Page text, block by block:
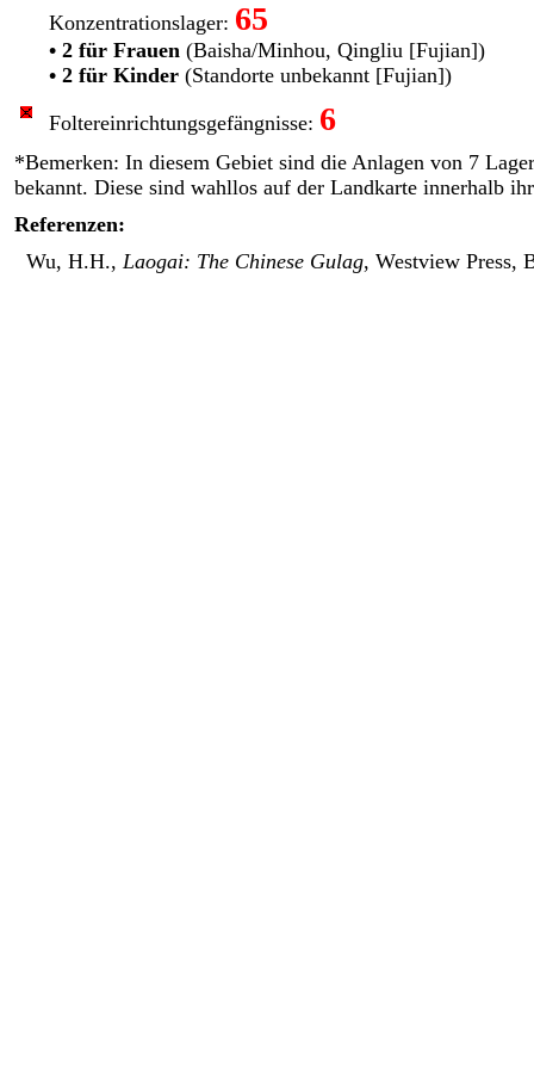
Konzentrationslager: 65
• 2 für Frauen(Baisha/Minhou, Qingliu [Fujian])
• 2 für Kinder(Standorte unbekannt [Fujian])
Foltereinrichtungs­gefängnisse: 6
*Bemerken: In diesem Gebiet sind die Anlagen von 7
bekannt. Diese sind wahllos auf der Landkarte innerhalb
Referenzen:
Wu, H.H., Laogai: The Chinese Gulag, Westview Press,